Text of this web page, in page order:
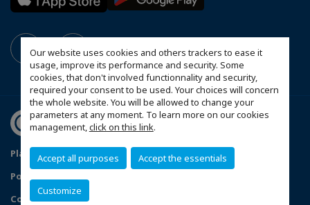
Our website uses cookies and others trackers to ease it
usage, improve its performance and security. Some
cookies, that don't involved functionnality and security,
required your consent to be used. Your choices will concern
the whole website. You will be allowed to change your
parameters at any moment. To learn more on our cookies
management,click on this link.
Accept all purposes Accept the essentials
Customize
Plan du site
Mentions légales
Politique de confidentialité
Configurer vos préférences cookies